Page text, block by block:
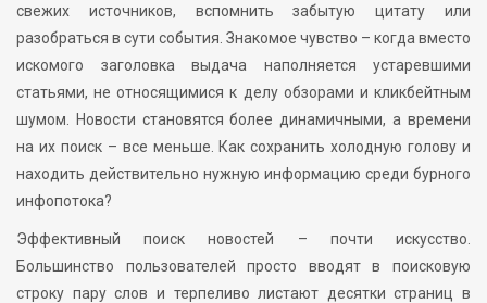
свежих источников, вспомнить забытую цитату или
разобраться в сути события. Знакомое чувство – когда вместо
искомого заголовка выдача наполняется устаревшими
статьями, не относящимися к делу обзорами и кликбейтным
шумом. Новости становятся более динамичными, а времени
на их поиск – все меньше. Как сохранить холодную голову и
находить действительно нужную информацию среди бурного
инфопотока?
Эффективный поиск новостей – почти искусство.
Большинство пользователей просто вводят в поисковую
строку пару слов и терпеливо листают десятки страниц в